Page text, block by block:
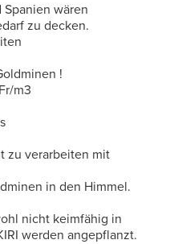
Spanien wären
zu decken.
!
m3
zu verarbeiten mit
in den Himmel.
nicht keimfähig in
werden angepflanzt.